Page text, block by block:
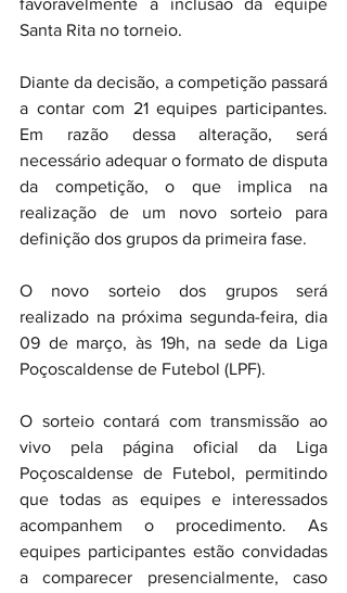
favoravelmente à inclusão da equipe
Santa Rita no torneio.
Diante da decisão, a competição passará
a contar com 21 equipes participantes.
Em razão dessa alteração, será
necessário adequar o formato de disputa
da competição, o que implica na
realização de um novo sorteio para
definição dos grupos da primeira fase.
O novo sorteio dos grupos será
realizado na próxima segunda-feira, dia
09 de março, às 19h, na sede da Liga
Poçoscaldense de Futebol (LPF).
O sorteio contará com transmissão ao
vivo pela página oficial da Liga
Poçoscaldense de Futebol, permitindo
que todas as equipes e interessados
acompanhem o procedimento. As
equipes participantes estão convidadas
a comparecer presencialmente, caso